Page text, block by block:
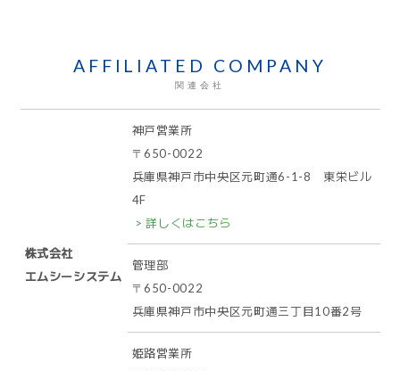
AFFILIATED COMPANY
関連会社
株式会社
エムシーシステム
神戸営業所
〒650-0022
兵庫県神戸市中央区元町通6-1-8 東栄ビル
4F
> 詳しくはこちら
管理部
〒650-0022
兵庫県神戸市中央区元町通三丁目10番2号
姫路営業所